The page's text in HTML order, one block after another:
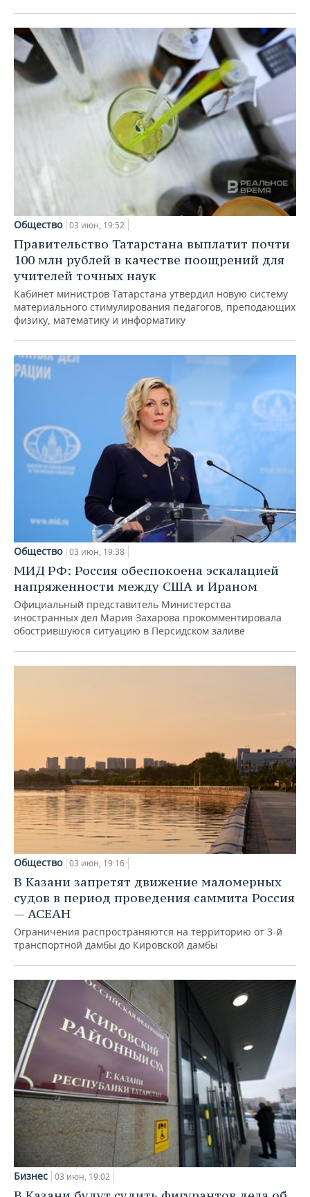
Общество 03 июн, 19:52
Правительство Татарстана выплатит почти
100 млн рублей в качестве поощрений для
учителей точных наук
Кабинет министров Татарстана утвердил новую систему
материального стимулирования педагогов, преподающих
физику, математику и информатику
Общество 03 июн, 19:38
МИД РФ: Россия обеспокоена эскалацией
напряженности между США и Ираном
Официальный представитель Министерства
иностранных дел Мария Захарова прокомментировала
обострившуюся ситуацию в Персидском заливе
Общество 03 июн, 19:16
В Казани запретят движение маломерных
судов в период проведения саммита Россия
— АСЕАН
Ограничения распространяются на территорию от 3-й
транспортной дамбы до Кировской дамбы
Бизнес 03 июн, 19:02